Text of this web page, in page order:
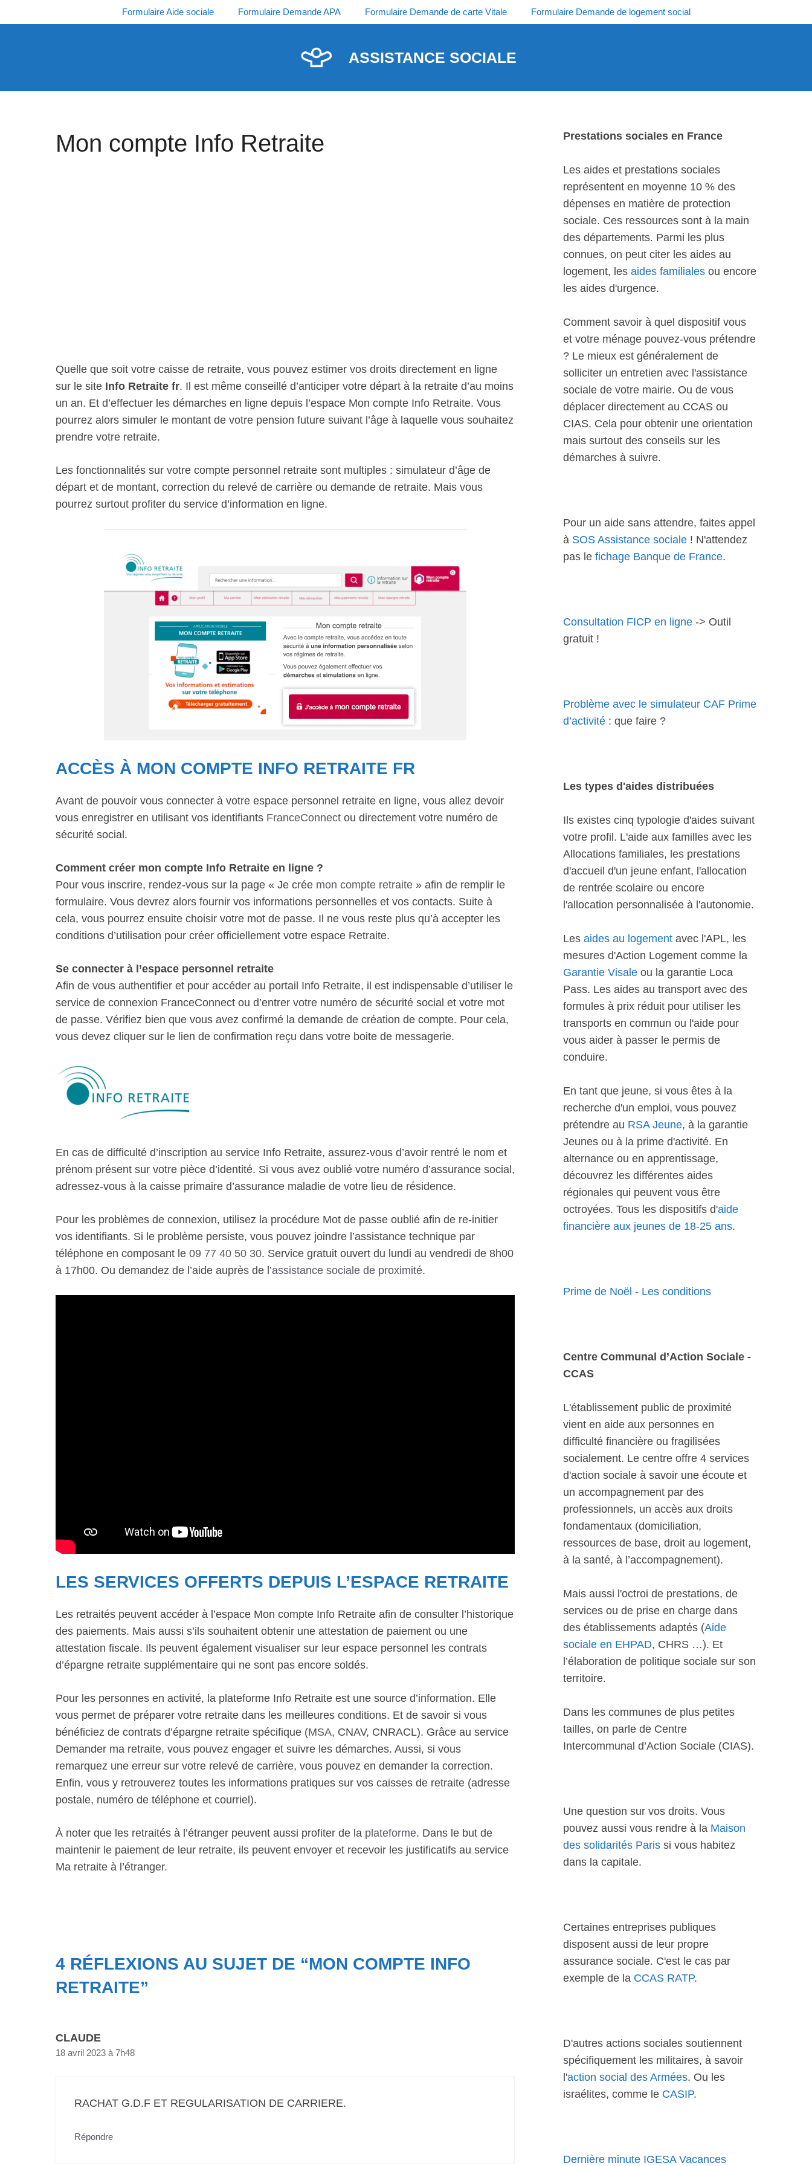
au
Formulaire Aide sociale Formulaire Demande APA Formulaire Demande de carte Vitale Formulaire Demande de logement social
ASSISTANCE SOCIALE
Mon compte Info Retraite
Quelle que soit votre caisse de retraite, vous pouvez estimer vos droits directement en ligne
sur le site Info Retraite fr. Il est même conseillé d’anticiper votre départ à la retraite d’au moins
un an. Et d’effectuer les démarches en ligne depuis l’espace Mon compte Info Retraite. Vous
pourrez alors simuler le montant de votre pension future suivant l’âge à laquelle vous souhaitez
prendre votre retraite.
Les fonctionnalités sur votre compte personnel retraite sont multiples : simulateur d’âge de
départ et de montant, correction du relevé de carrière ou demande de retraite. Mais vous
pourrez surtout profiter du service d’information en ligne.
ACCÈS À MON COMPTE INFO RETRAITE FR
Avant de pouvoir vous connecter à votre espace personnel retraite en ligne, vous allez devoir
vous enregistrer en utilisant vos identifiants FranceConnect ou directement votre numéro de
sécurité social.
Comment créer mon compte Info Retraite en ligne ?
Pour vous inscrire, rendez-vous sur la page « Je crée mon compte retraite » afin de remplir le
formulaire. Vous devrez alors fournir vos informations personnelles et vos contacts. Suite à
cela, vous pourrez ensuite choisir votre mot de passe. Il ne vous reste plus qu’à accepter les
conditions d’utilisation pour créer officiellement votre espace Retraite.
Se connecter à l’espace personnel retraite
Afin de vous authentifier et pour accéder au portail Info Retraite, il est indispensable d’utiliser le
service de connexion FranceConnect ou d’entrer votre numéro de sécurité social et votre mot
de passe. Vérifiez bien que vous avez confirmé la demande de création de compte. Pour cela,
vous devez cliquer sur le lien de confirmation reçu dans votre boite de messagerie.
En cas de difficulté d’inscription au service Info Retraite, assurez-vous d’avoir rentré le nom et
prénom présent sur votre pièce d’identité. Si vous avez oublié votre numéro d’assurance social,
adressez-vous à la caisse primaire d’assurance maladie de votre lieu de résidence.
Pour les problèmes de connexion, utilisez la procédure Mot de passe oublié afin de re-initier
vos identifiants. Si le problème persiste, vous pouvez joindre l’assistance technique par
téléphone en composant le 09 77 40 50 30. Service gratuit ouvert du lundi au vendredi de 8h00
à 17h00. Ou demandez de l’aide auprès de l’assistance sociale de proximité.
LES SERVICES OFFERTS DEPUIS L’ESPACE RETRAITE
Les retraités peuvent accéder à l’espace Mon compte Info Retraite afin de consulter l’historique
des paiements. Mais aussi s’ils souhaitent obtenir une attestation de paiement ou une
attestation fiscale. Ils peuvent également visualiser sur leur espace personnel les contrats
d’épargne retraite supplémentaire qui ne sont pas encore soldés.
Pour les personnes en activité, la plateforme Info Retraite est une source d’information. Elle
vous permet de préparer votre retraite dans les meilleures conditions. Et de savoir si vous
bénéficiez de contrats d’épargne retraite spécifique (MSA, CNAV, CNRACL). Grâce au service
Demander ma retraite, vous pouvez engager et suivre les démarches. Aussi, si vous
remarquez une erreur sur votre relevé de carrière, vous pouvez en demander la correction.
Enfin, vous y retrouverez toutes les informations pratiques sur vos caisses de retraite (adresse
postale, numéro de téléphone et courriel).
À noter que les retraités à l’étranger peuvent aussi profiter de la plateforme. Dans le but de
maintenir le paiement de leur retraite, ils peuvent envoyer et recevoir les justificatifs au service
Ma retraite à l’étranger.
4 RÉFLEXIONS AU SUJET DE “MON COMPTE INFO
RETRAITE”
CLAUDE
18 avril 2023 à 7h48
RACHAT G.D.F ET REGULARISATION DE CARRIERE.
Répondre
Prestations sociales en France
Les aides et prestations sociales
représentent en moyenne 10 % des
dépenses en matière de protection
sociale. Ces ressources sont à la main
des départements. Parmi les plus
connues, on peut citer les aides au
logement, les aides familiales ou encore
les aides d'urgence.
Comment savoir à quel dispositif vous
et votre ménage pouvez-vous prétendre
? Le mieux est généralement de
solliciter un entretien avec l'assistance
sociale de votre mairie. Ou de vous
déplacer directement au CCAS ou
CIAS. Cela pour obtenir une orientation
mais surtout des conseils sur les
démarches à suivre.
Pour un aide sans attendre, faites appel
à SOS Assistance sociale ! N'attendez
pas le fichage Banque de France.
Consultation FICP en ligne -> Outil
gratuit !
Problème avec le simulateur CAF Prime
d’activité : que faire ?
Les types d'aides distribuées
Ils existes cinq typologie d'aides suivant
votre profil. L'aide aux familles avec les
Allocations familiales, les prestations
d'accueil d'un jeune enfant, l'allocation
de rentrée scolaire ou encore
l'allocation personnalisée à l'autonomie.
Les aides au logement avec l'APL, les
mesures d'Action Logement comme la
Garantie Visale ou la garantie Loca
Pass. Les aides au transport avec des
formules à prix réduit pour utiliser les
transports en commun ou l'aide pour
vous aider à passer le permis de
conduire.
En tant que jeune, si vous êtes à la
recherche d'un emploi, vous pouvez
prétendre au RSA Jeune, à la garantie
Jeunes ou à la prime d'activité. En
alternance ou en apprentissage,
découvrez les différentes aides
régionales qui peuvent vous être
octroyées. Tous les dispositifs d'aide
financière aux jeunes de 18-25 ans.
Prime de Noël - Les conditions
Centre Communal d’Action Sociale -
CCAS
L'établissement public de proximité
vient en aide aux personnes en
difficulté financière ou fragilisées
socialement. Le centre offre 4 services
d'action sociale à savoir une écoute et
un accompagnement par des
professionnels, un accès aux droits
fondamentaux (domiciliation,
ressources de base, droit au logement,
à la santé, à l’accompagnement).
Mais aussi l'octroi de prestations, de
services ou de prise en charge dans
des établissements adaptés (Aide
sociale en EHPAD, CHRS …). Et
l’élaboration de politique sociale sur son
territoire.
Dans les communes de plus petites
tailles, on parle de Centre
Intercommunal d’Action Sociale (CIAS).
Une question sur vos droits. Vous
pouvez aussi vous rendre à la Maison
des solidarités Paris si vous habitez
dans la capitale.
Certaines entreprises publiques
disposent aussi de leur propre
assurance sociale. C'est le cas par
exemple de la CCAS RATP.
D'autres actions sociales soutiennent
spécifiquement les militaires, à savoir
l'action social des Armées. Ou les
israélites, comme le CASIP.
Dernière minute IGESA Vacances